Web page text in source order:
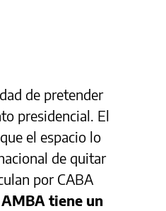
de pretender
presidencial. El
el espacio lo
de quitar
por CABA
tiene un